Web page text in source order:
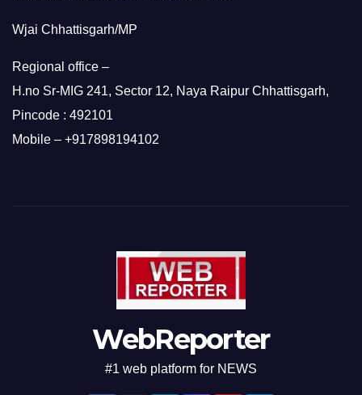
Wjai Chhattisgarh/MP
Regional office –
H.no Sr-MIG 241, Sector 12, Naya Raipur Chhattisgarh,
Pincode : 492101
Mobile – +917898194102
WebReporter
#1 web platform for NEWS